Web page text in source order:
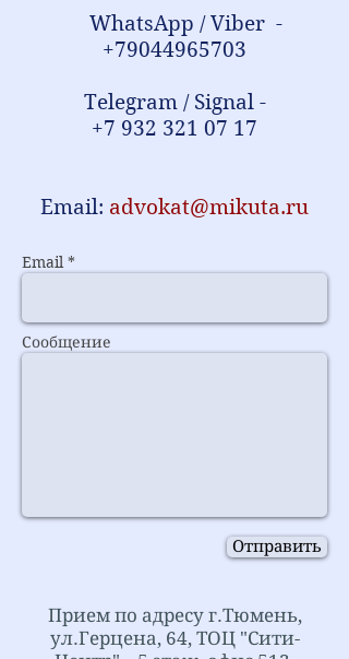
WhatsApp / Viber -
+79044965703
Telegram / Signal -
+7 932 321 07 17
Email: advokat@mikuta.ru
Email *
Сообщение
Отправить
Прием по адресу г.Тюмень,
ул.Герцена, 64, ТОЦ "Сити-